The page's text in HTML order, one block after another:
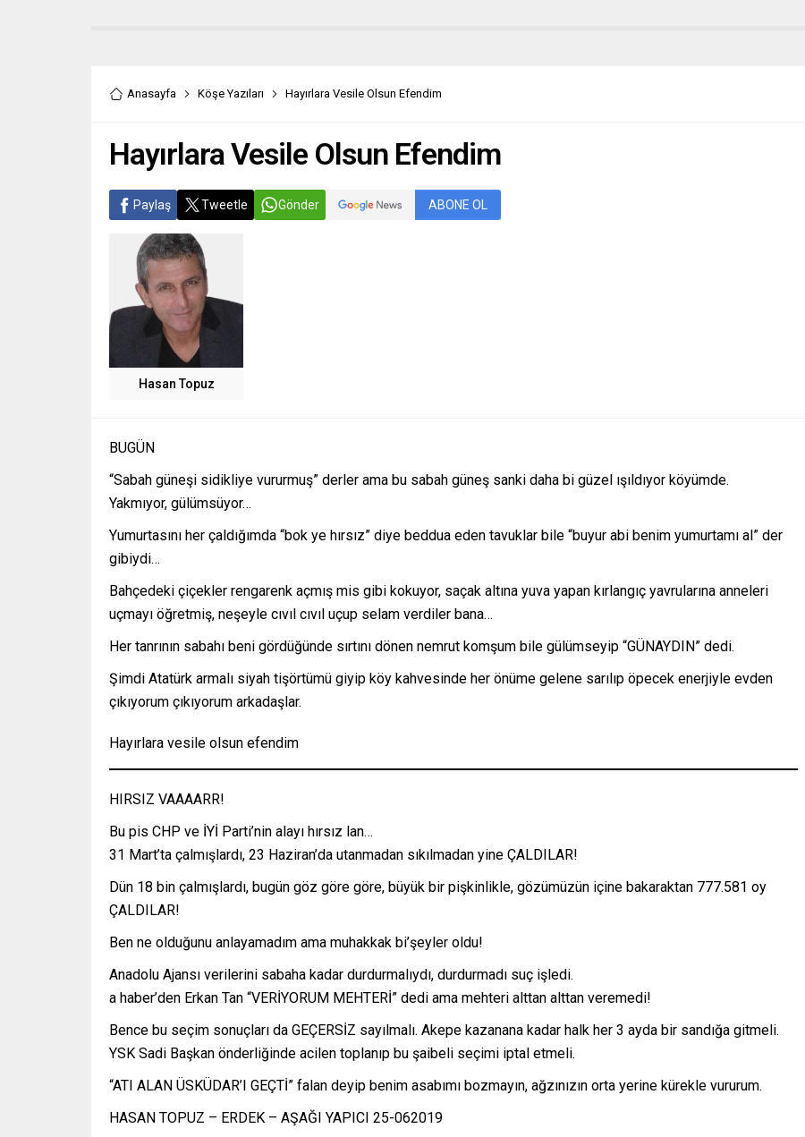
Anasayfa Köşe Yazıları Hayırlara Vesile Olsun Efendim
Hayırlara Vesile Olsun Efendim
Paylaş Tweetle Gönder ABONE OL
Hasan Topuz
BUGÜN
“Sabah güneşi sidikliye vururmuş” derler ama bu sabah güneş sanki daha bi güzel ışıldıyor köyümde.
Yakmıyor, gülümsüyor…
Yumurtasını her çaldığımda “bok ye hırsız” diye beddua eden tavuklar bile “buyur abi benim yumurtamı al” der
gibiydi…
Bahçedeki çiçekler rengarenk açmış mis gibi kokuyor, saçak altına yuva yapan kırlangıç yavrularına anneleri
uçmayı öğretmiş, neşeyle cıvıl cıvıl uçup selam verdiler bana…
Her tanrının sabahı beni gördüğünde sırtını dönen nemrut komşum bile gülümseyip “GÜNAYDIN” dedi.
Şimdi Atatürk armalı siyah tişörtümü giyip köy kahvesinde her önüme gelene sarılıp öpecek enerjiyle evden
çıkıyorum çıkıyorum arkadaşlar.
Hayırlara vesile olsun efendim
HIRSIZ VAAAARR!
Bu pis CHP ve İYİ Parti’nin alayı hırsız lan…
31 Mart’ta çalmışlardı, 23 Haziran’da utanmadan sıkılmadan yine ÇALDILAR!
Dün 18 bin çalmışlardı, bugün göz göre göre, büyük bir pişkinlikle, gözümüzün içine bakaraktan 777.581 oy
ÇALDILAR!
Ben ne olduğunu anlayamadım ama muhakkak bi’şeyler oldu!
Anadolu Ajansı verilerini sabaha kadar durdurmalıydı, durdurmadı suç işledi.
a haber’den Erkan Tan “VERİYORUM MEHTERİ” dedi ama mehteri alttan alttan veremedi!
Bence bu seçim sonuçları da GEÇERSİZ sayılmalı. Akepe kazanana kadar halk her 3 ayda bir sandığa gitmeli.
YSK Sadi Başkan önderliğinde acilen toplanıp bu şaibeli seçimi iptal etmeli.
“ATI ALAN ÜSKÜDAR’I GEÇTİ” falan deyip benim asabımı bozmayın, ağzınızın orta yerine kürekle vururum.
HASAN TOPUZ – ERDEK – AŞAĞI YAPICI 25-062019